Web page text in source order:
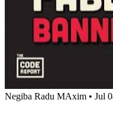
Negiba Radu MAxim • Jul